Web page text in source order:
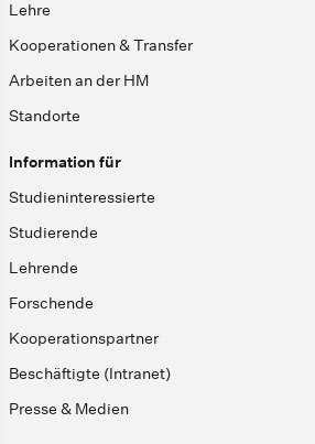
Lehre
Kooperationen & Transfer
Arbeiten an der HM
Standorte
Information für
Studieninteressierte
Studierende
Lehrende
Forschende
Kooperationspartner
Beschäftigte (Intranet)
Presse & Medien